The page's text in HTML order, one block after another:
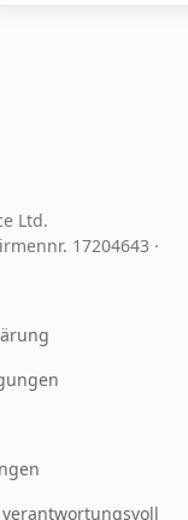
Ltd.
17204643 ·